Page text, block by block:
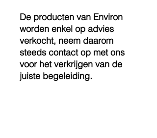
De producten van Environ
worden enkel op advies
verkocht, neem daarom
steeds contact op met ons
voor het verkrijgen van de
juiste begeleiding.